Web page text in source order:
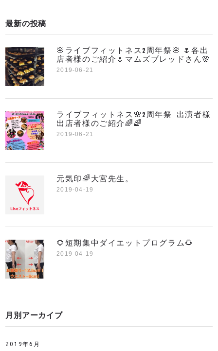
最新の投稿
🌸ライブフィットネス2周年祭🌸 🌷各出
店者様のご紹介🌷マムズブレッドさん🌸
2019-06-21
ライブフィットネス🌸2周年祭 出演者様
出店者様のご紹介🌈🌈
2019-06-21
元気印🌈大宮先生。
2019-04-19
🌻短期集中ダイエットプログラム🌻
2019-04-19
月別アーカイブ
2019年6月